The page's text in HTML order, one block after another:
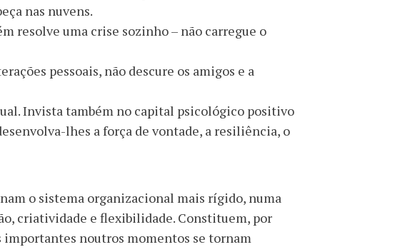
nas nuvens.
resolve uma crise sozinho – não carregue o
pessoais, não descure os amigos e a
Invista também no capital psicológico positivo
lhes a força de vontade, a resiliência, o
o sistema organizacional mais rígido, numa
criatividade e flexibilidade. Constituem, por
importantes noutros momentos se tornam